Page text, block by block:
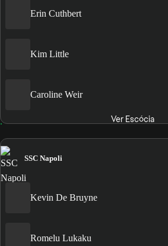
Erin Cuthbert
Kim Little
Caroline Weir
Ver Escócia
SSC Napoli
Kevin De Bruyne
Romelu Lukaku